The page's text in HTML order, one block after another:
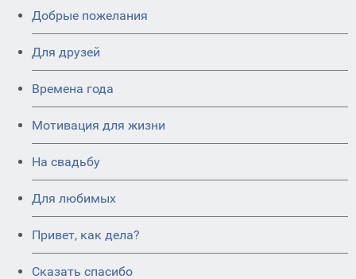
Добрые пожелания
Для друзей
Времена года
Мотивация для жизни
На свадьбу
Для любимых
Привет, как дела?
Сказать спасибо